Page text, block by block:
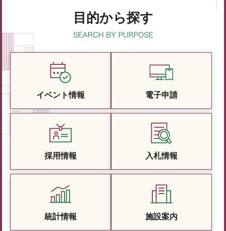
目的から探す
イベント情報 電子申請
採用情報 入札情報
統計情報 施設案内